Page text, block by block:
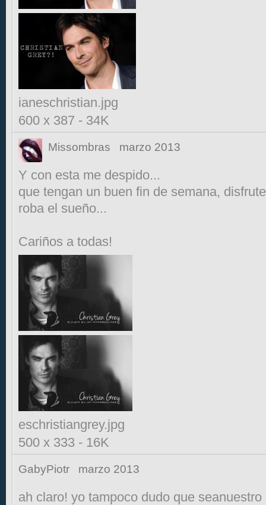
ianeschristian.jpg
600 x 387 - 34K
Missombras marzo 2013
Y con esta me despido...
que tengan un buen fin de semana,
roba el sueño...
Cariños a todas!
eschristiangrey.jpg
500 x 333 - 16K
GabyPiotr marzo 2013
ah claro! yo tampoco dudo que